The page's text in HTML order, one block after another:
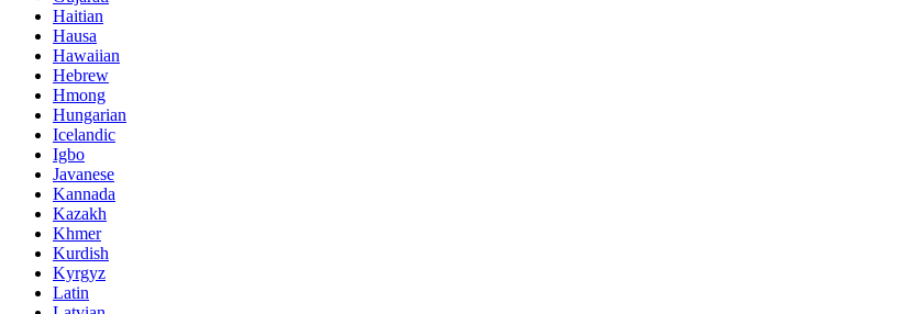
Haitian
Hausa
Hawaiian
Hebrew
Hmong
Hungarian
Icelandic
Igbo
Javanese
Kannada
Kazakh
Khmer
Kurdish
Kyrgyz
Latin